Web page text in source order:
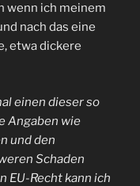
wenn ich meinem
nach das eine
etwa dickere
einen dieser so
Angaben wie
und den
Schaden
EU-Recht kann ich